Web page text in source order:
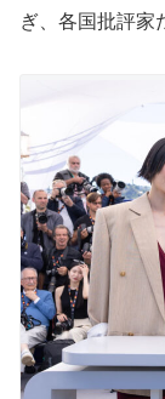
ぎ、各国批評家